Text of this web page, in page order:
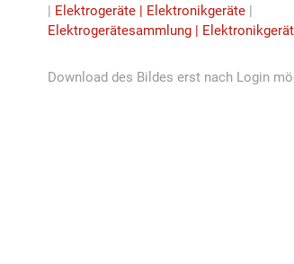
| Elektrogeräte | Elektronikgeräte |
Elektrogerätesammlung |
Download des Bildes erst nach Login